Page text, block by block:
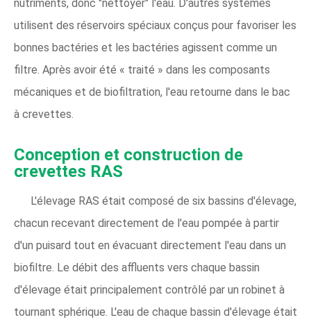
nutriments, donc "nettoyer" l'eau. D'autres systèmes
utilisent des réservoirs spéciaux conçus pour favoriser les
bonnes bactéries et les bactéries agissent comme un
filtre. Après avoir été « traité » dans les composants
mécaniques et de biofiltration, l'eau retourne dans le bac
à crevettes.
Conception et construction de
crevettes RAS
L'élevage RAS était composé de six bassins d'élevage,
chacun recevant directement de l'eau pompée à partir
d'un puisard tout en évacuant directement l'eau dans un
biofiltre. Le débit des affluents vers chaque bassin
d'élevage était principalement contrôlé par un robinet à
tournant sphérique. L'eau de chaque bassin d'élevage était